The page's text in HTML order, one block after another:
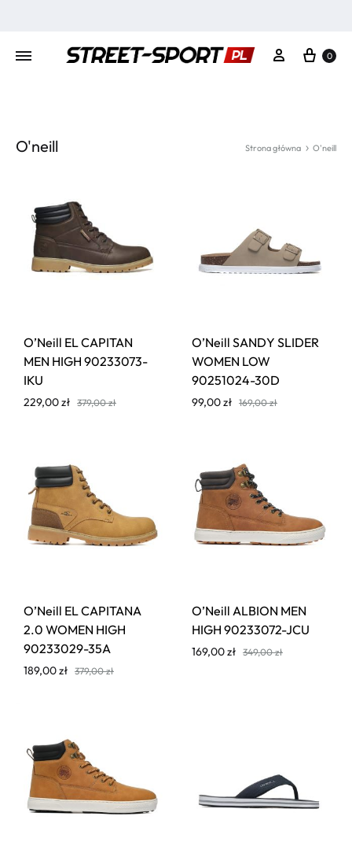
Moje konto
0
O'neill Strona główna O'neill
O’Neill EL CAPITAN
MEN HIGH 90233073-
IKU
229,00zł 379,00zł
O’Neill SANDY SLIDER
WOMEN LOW
90251024-30D
99,00zł 169,00zł
O’Neill EL CAPITANA
2.0 WOMEN HIGH
90233029-35A
189,00zł 379,00zł
O’Neill ALBION MEN
HIGH 90233072-JCU
169,00zł 349,00zł